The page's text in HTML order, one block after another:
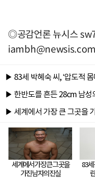
◎공감언론 뉴시스
iambh@newsis.com